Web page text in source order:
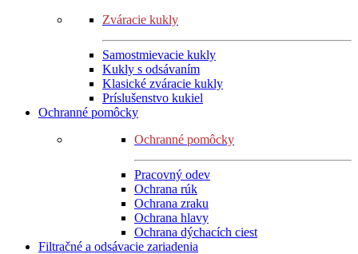
Zváracie kukly
Samostmievacie kukly
Kukly s odsávaním
Klasické zváracie kukly
Príslušenstvo kukiel
Ochranné pomôcky
Ochranné pomôcky
Pracovný odev
Ochrana rúk
Ochrana zraku
Ochrana hlavy
Ochrana dýchacích ciest
Filtračné a odsávacie zariadenia